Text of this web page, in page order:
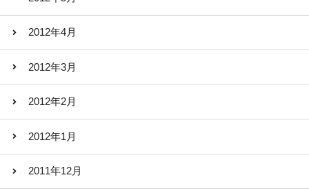
2012年4月
2012年3月
2012年2月
2012年1月
2011年12月